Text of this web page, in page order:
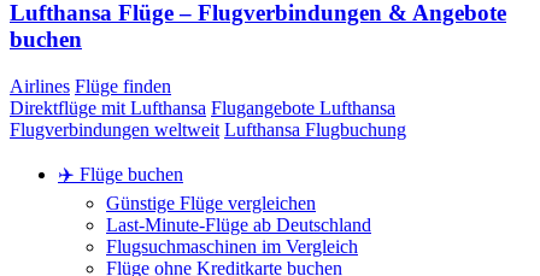
Lufthansa Flüge – Flugverbindungen & Angebote
buchen
Airlines Flüge finden
Direktflüge mit Lufthansa Flugangebote Lufthansa
Flugverbindungen weltweit Lufthansa Flugbuchung
✈️ Flüge buchen
Günstige Flüge vergleichen
Last-Minute-Flüge ab Deutschland
Flugsuchmaschinen im Vergleich
Flüge ohne Kreditkarte buchen